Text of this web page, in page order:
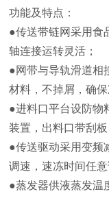
功能及特点：
●传送带链网采用食
轴连接运转灵活；
●网带与导轨滑道相
材料，不掉屑，确保
●进料口平台设防物
装置，出料口带刮板
●传送驱动采用变频
调速，速冻时间任意
●蒸发器供液蒸发温